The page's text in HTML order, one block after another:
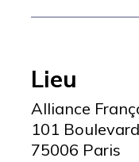
Lieu
Alliance
101
75006 Paris